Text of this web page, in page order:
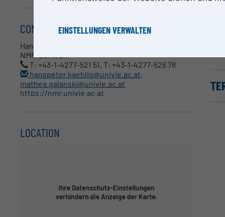
CONTACT
Hanspeter Kählig, Mathea Galanski
NMR-Zentrum
T: +43-1-4277-521 51, T: +43-1-4277-526 78
hanspeter.kaehlig@univie.ac.at,
mathea.galanski@univie.ac.at
https://nmr.univie.ac.at
LOCATION
EINSTELLUNGEN VERWALTEN